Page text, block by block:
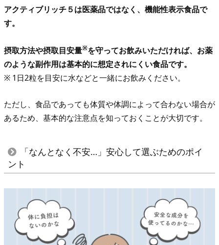
は
ま
ず
知
て
お
結
「な
と
アクティブリッチ５は医薬品ではなく、機能性表示食品で
す。
摂取方法や摂取目安量※を守ってお飲みいただければ、お薬
のような副作用は基本的に想定されにくい食品です。
※ 1日2粒を目安に水などと一緒にお飲みください。
ただし、食品であっても体質や体調によって合わない場合が
あるため、基本的な注意点を知っておくことが大切です。
「なんとなく不安…」安心して選ぶためのポイ
ント